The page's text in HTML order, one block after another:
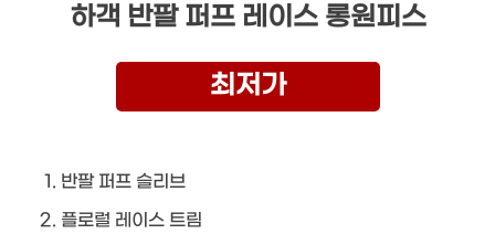
하객 반팔 퍼프 레이스 롱원피스
최저가
반팔 퍼프 슬리브
플로럴 레이스 트림